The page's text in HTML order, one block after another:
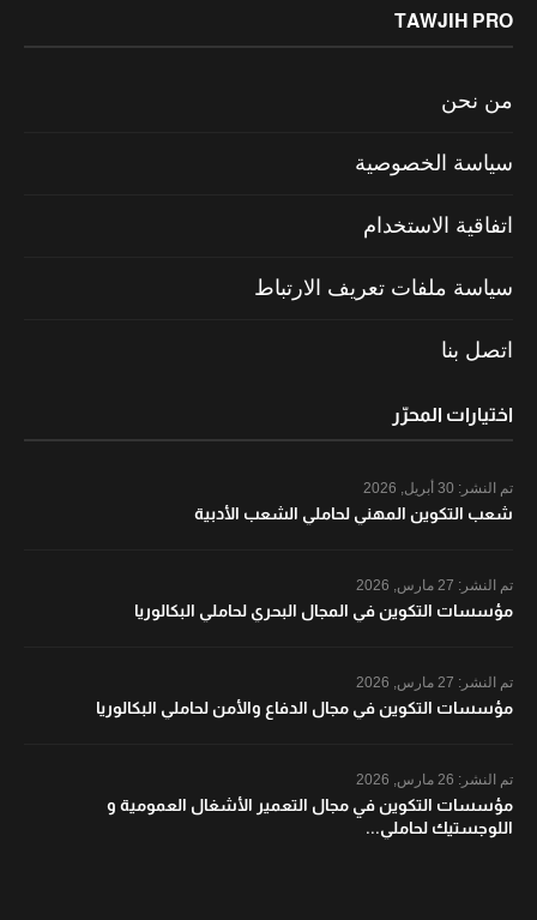
TAWJIH PRO
من نحن
سياسة الخصوصية
اتفاقية الاستخدام
سياسة ملفات تعريف الارتباط
اتصل بنا
اختيارات المحرّر
تم النشر:
شعب التكوين المهني لحاملي الشعب الأدبية
تم النشر:
مؤسسات التكوين في المجال البحري لحاملي البكالوريا
تم النشر:
مؤسسات التكوين في مجال الدفاع والأمن لحاملي البكالوريا
تم النشر:
مؤسسات التكوين في مجال التعمير الأشغال العمومية و
اللوجستيك لحاملي...